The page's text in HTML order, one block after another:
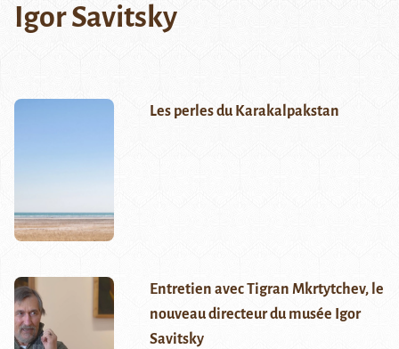
Igor Savitsky
Les perles du Karakalpakstan
Entretien avec Tigran Mkrtytchev, le
nouveau directeur du musée Igor
Savitsky